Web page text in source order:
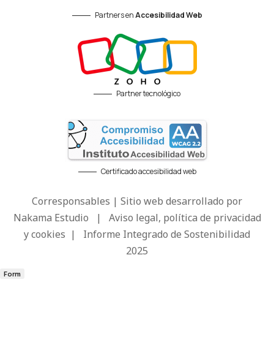
Partners enAccesibilidad Web
Partner tecnológico
Certificado accesibilidad web
Corresponsables | Sitio web desarrollado por
Nakama Estudio | Aviso legal, política de privacidad
y cookies | Informe Integrado de Sostenibilidad
2025
Form